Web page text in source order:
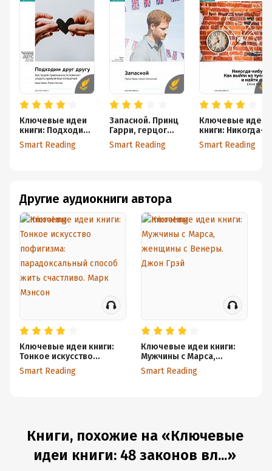
Ключевые идеи
книги: Подходим
друг другу. Как
теория
Левин, Рейчел
Хеллер
Smart Reading
Запасной. Принц
Гарри, герцог
Сассекский.
Саммари
Smart Reading
Ключевые идеи
книги: Никогда-
нибудь. Как
выйти из тупика и
Smart Reading
Другие аудиокниги автора
Ключевые идеи книги:
Тонкое искусство
пофигизма:
парадоксальный способ
Smart Reading
Ключевые идеи книги:
Мужчины с Марса,
женщины с Венеры.
Джон Грэй
Smart Reading
Книги, похожие на «Ключевые
идеи книги: 48 законов вл...»